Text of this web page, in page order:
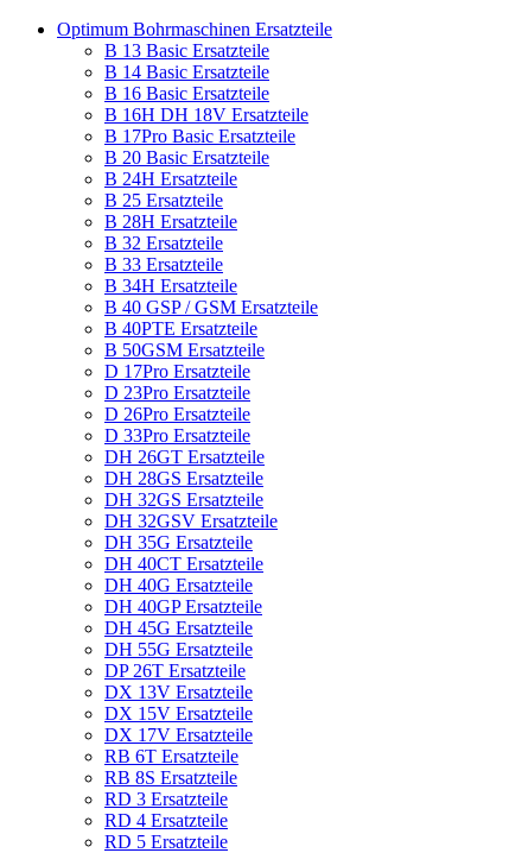
Optimum Bohrmaschinen Ersatzteile
B 13 Basic Ersatzteile
B 14 Basic Ersatzteile
B 16 Basic Ersatzteile
B 16H DH 18V Ersatzteile
B 17Pro Basic Ersatzteile
B 20 Basic Ersatzteile
B 24H Ersatzteile
B 25 Ersatzteile
B 28H Ersatzteile
B 32 Ersatzteile
B 33 Ersatzteile
B 34H Ersatzteile
B 40 GSP / GSM Ersatzteile
B 40PTE Ersatzteile
B 50GSM Ersatzteile
D 17Pro Ersatzteile
D 23Pro Ersatzteile
D 26Pro Ersatzteile
D 33Pro Ersatzteile
DH 26GT Ersatzteile
DH 28GS Ersatzteile
DH 32GS Ersatzteile
DH 32GSV Ersatzteile
DH 35G Ersatzteile
DH 40CT Ersatzteile
DH 40G Ersatzteile
DH 40GP Ersatzteile
DH 45G Ersatzteile
DH 55G Ersatzteile
DP 26T Ersatzteile
DX 13V Ersatzteile
DX 15V Ersatzteile
DX 17V Ersatzteile
RB 6T Ersatzteile
RB 8S Ersatzteile
RD 3 Ersatzteile
RD 4 Ersatzteile
RD 5 Ersatzteile